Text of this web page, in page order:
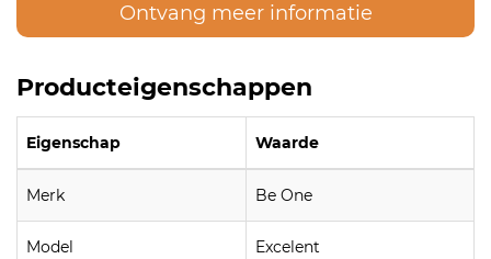
Ontvang meer informatie
Producteigenschappen
Eigenschap Waarde
Merk Be One
Model Excelent